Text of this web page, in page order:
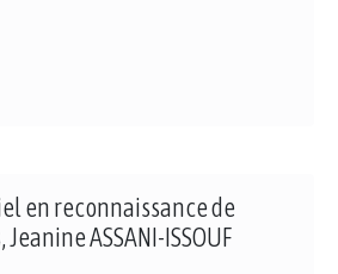
en reconnaissance de
ASSANI-ISSOUF